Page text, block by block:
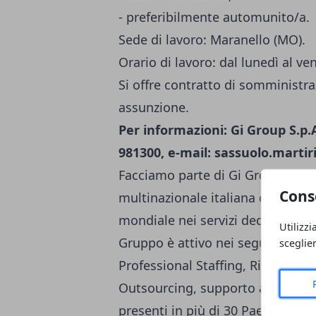
- preferibilmente automunito/a.
Sede di lavoro: Maranello (MO).
Orario di lavoro: dal lunedì al
Si offre contratto di
assunzione.
Per informazioni: Gi Group
981300, e-mail:
Facciamo parte di Gi Group
multinazionale italiana del
mondiale nei servizi dedicati
Gruppo è attivo nei seguenti
Professional Staffing, Ricerca e
Outsourcing, supporto alla
presenti in più di 30 Paesi in